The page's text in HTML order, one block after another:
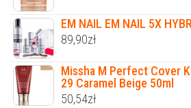
EM NAIL EM NAIL 5X
89,90zł
Missha M Perfect Cover
29 Caramel Beige 50ml
50,54zł